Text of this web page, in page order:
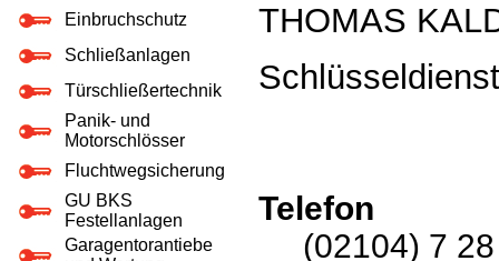
Einbruchschutz
Schließanlagen
Türschließertechnik
Panik- und
Motorschlösser
Fluchtwegsicherung
GU BKS
Festellanlagen
Garagentorantiebe
THOMAS
Telefon
(02104) 7